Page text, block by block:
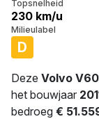
Topsnelheid
230 km/u
Milieulabel
D
Deze Volvo V60
het bouwjaar
bedroeg €